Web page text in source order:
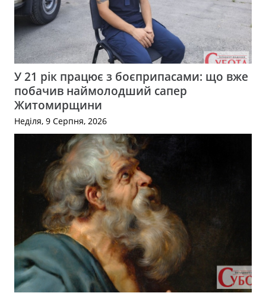
У 21 рік працює з боєприпасами: що вже
побачив наймолодший сапер
Житомирщини
Неділя, 9 Серпня, 2026